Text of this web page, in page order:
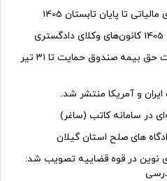
تا پایان تابستان 1405
خبر مهم برای وکلا: مهلت پرداخت حق بیمه صندوق حمایت تا ۳۱ تیر
و آمریکا منتشر شد.
در سامانه کاتب (ساغر)
های صلح استان گیلان
نوین در قوه قضاییه تصویب شد: